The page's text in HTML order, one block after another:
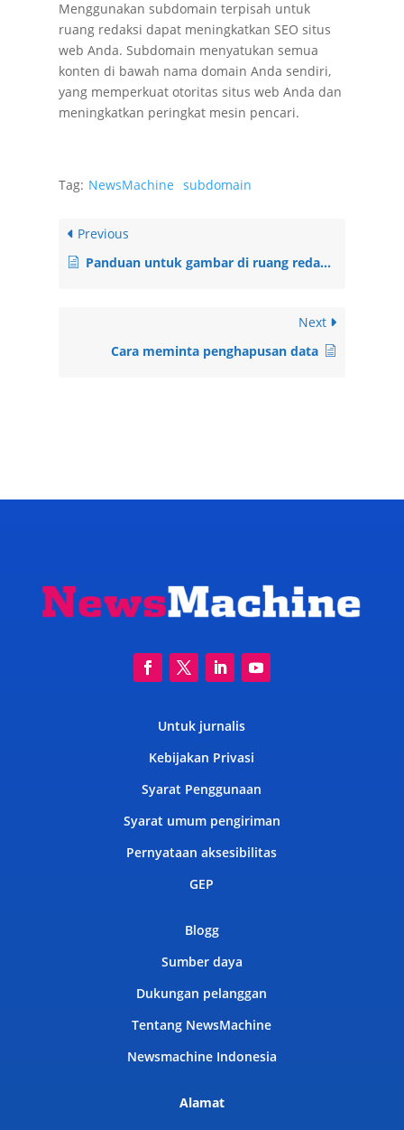
Menggunakan subdomain terpisah untuk
ruang redaksi dapat meningkatkan SEO situs
web Anda. Subdomain menyatukan semua
konten di bawah nama domain Anda sendiri,
yang memperkuat otoritas situs web Anda dan
meningkatkan peringkat mesin pencari.
Tag: NewsMachine subdomain
Previous
Panduan untuk gambar di ruang redaksi Anda di Newsmachine
Next
Cara meminta penghapusan data
Untuk jurnalis
Kebijakan Privasi
Syarat Penggunaan
Syarat umum pengiriman
Pernyataan aksesibilitas
GEP
Blogg
Sumber daya
Dukungan pelanggan
Tentang NewsMachine
Newsmachine Indonesia
Alamat